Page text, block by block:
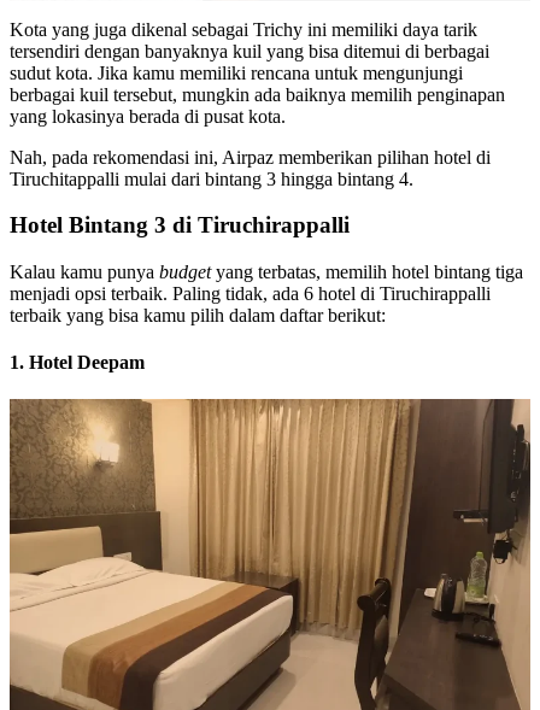
Kota yang juga dikenal sebagai Trichy ini memiliki daya tarik
tersendiri dengan banyaknya kuil yang bisa ditemui di berbagai
sudut kota. Jika kamu memiliki rencana untuk mengunjungi
berbagai kuil tersebut, mungkin ada baiknya memilih penginapan
yang lokasinya berada di pusat kota.
Nah, pada rekomendasi ini, Airpaz memberikan pilihan hotel di
Tiruchitappalli mulai dari bintang 3 hingga bintang 4.
Hotel Bintang 3 di Tiruchirappalli
Kalau kamu punya budgetyang terbatas, memilih hotel bintang tiga
menjadi opsi terbaik. Paling tidak, ada 6 hotel di Tiruchirappalli
terbaik yang bisa kamu pilih dalam daftar berikut:
1. Hotel Deepam